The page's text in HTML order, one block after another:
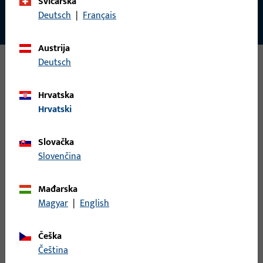
Deutsch | Français
Austrija
Deutsch
Hrvatska
Hrvatski
Slovačka
Slovenčina
Mađarska
Magyar | English
Češka
čeština